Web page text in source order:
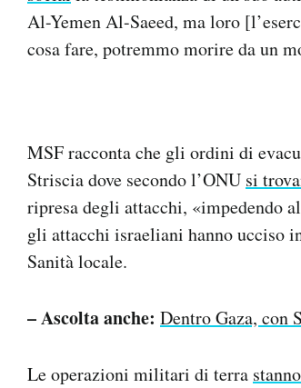
Al-Yemen Al-Saeed, ma loro
cosa fare, potremmo morire da un
MSF racconta che gli ordini di
Striscia dove secondo l’ONU si
ripresa degli attacchi, «impedendo
gli attacchi israeliani hanno ucciso
Sanità locale.
– Ascolta anche: Dentro Gaza, con
Le operazioni militari di terra